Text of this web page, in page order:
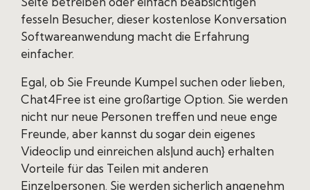
fesseln Besucher, dieser kostenlose Konversation
Softwareanwendung macht die Erfahrung
einfacher.
Egal, ob Sie Freunde Kumpel suchen oder lieben,
Chat4Free ist eine großartige Option. Sie werden
nicht nur neue Personen treffen und neue enge
Freunde, aber kannst du sogar dein eigenes
Videoclip und einreichen als|und auch} erhalten
Vorteile für das Teilen mit anderen
Einzelpersonen. Sie werden sicherlich angenehm